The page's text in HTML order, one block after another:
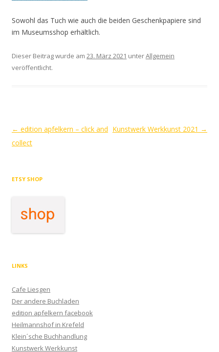
Sowohl das Tuch wie auch die beiden Geschenkpapiere sind
im Museumsshop erhältlich.
Dieser Beitrag wurde am 23. März 2021 unterAllgemein
veröffentlicht.
Beitrags-
Navigation
← edition apfelkern – click and
collect
Kunstwerk Werkkunst 2021 →
ETSY SHOP
LINKS
Cafe Liesgen
Der andere Buchladen
edition apfelkern facebook
Heilmannshof in Krefeld
Klein´sche Buchhandlung
Kunstwerk Werkkunst